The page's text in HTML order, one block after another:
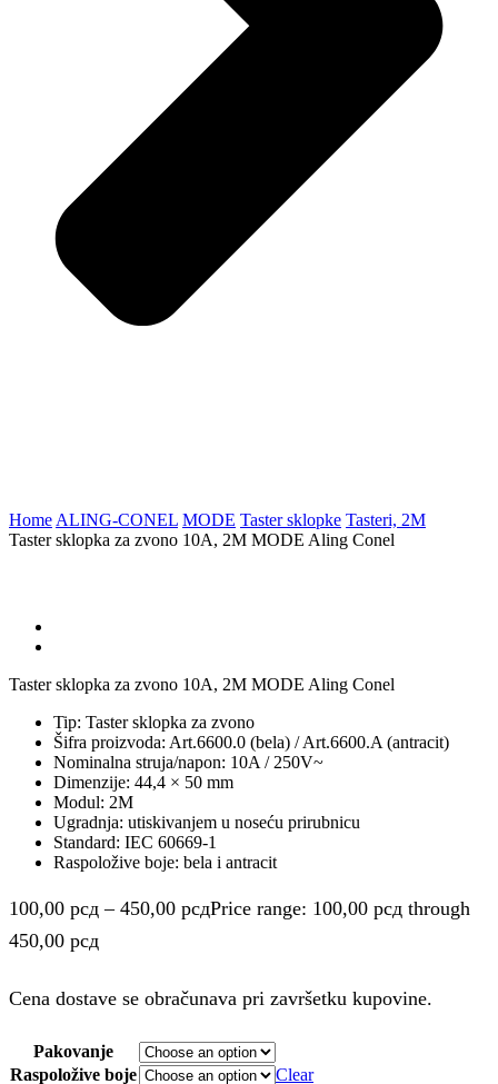
Home ALING-CONEL MODE Taster sklopke Tasteri, 2M
Taster sklopka za zvono 10A, 2M MODE Aling Conel
Taster sklopka za zvono 10A, 2M MODE Aling Conel
Tip: Taster sklopka za zvono
Šifra proizvoda: Art.6600.0 (bela) / Art.6600.A (antracit)
Nominalna struja/napon: 10A / 250V~
Dimenzije: 44,4 × 50 mm
Modul: 2M
Ugradnja: utiskivanjem u noseću prirubnicu
Standard: IEC 60669-1
Raspoložive boje: bela i antracit
100,00 рсд – 450,00 рсдPrice range: 100,00 рсд through
450,00 рсд
Cena dostave se obračunava pri završetku kupovine.
Pakovanje
Raspoložive boje
Clear